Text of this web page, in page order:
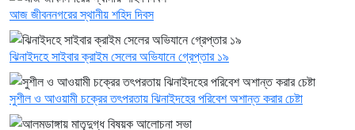
আজ জীবননগরের স্থানীয় শহিদ দিবস
ঝিনাইদহে সাইবার ক্রাইম সেলের অভিযানে গ্রেপ্তার ১৯
সুশীল ও আওয়ামী চক্রের তৎপরতায় ঝিনাইদহের পরিবেশ অশান্ত করার চেষ্টা